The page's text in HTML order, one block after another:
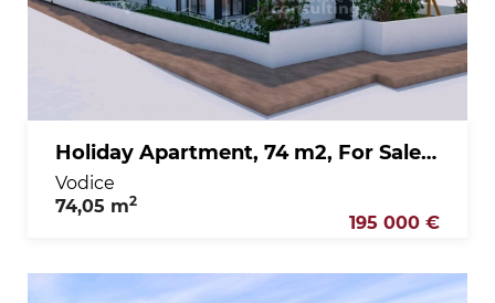
Holiday Apartment, 74 m2, For Sale, Vodice
Vodice
74,05 m2
195 000 €